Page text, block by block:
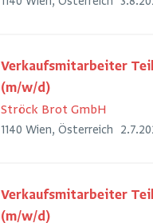
Verkaufsmitarbeiter
(m/w/d)
Ströck Brot GmbH
1140 Wien, Österreich
Verkaufsmitarbeiter
(m/w/d)